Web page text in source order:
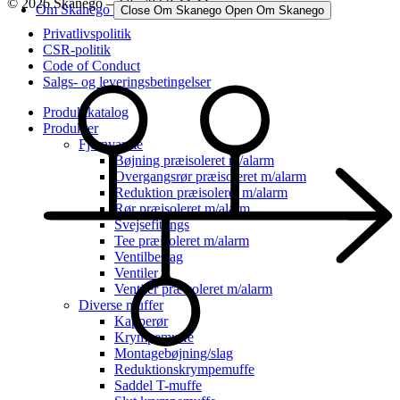
Om Skanego Close Om Skanego Open Om Skanego
Privatlivspolitik
CSR-politik
Code of Conduct
Salgs- og leveringsbetingelser
Produktkatalog
Produkter
Fjernvarme
Bøjning præisoleret m/alarm
Overgangsrør præisoleret m/alarm
Reduktion præisoleret m/alarm
Rør præisoleret m/alarm
Svejsefittings
Tee præisoleret m/alarm
Ventilbeslag
Ventiler
Ventiler præisoleret m/alarm
Diverse muffer
Kapperør
Krympemuffe
Montagebøjning/slag
Reduktionskrympemuffe
Saddel T-muffe